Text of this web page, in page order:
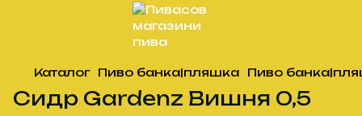
Каталог Пиво банка|пляшка Пиво
Сидр Gardenz Вишня 0,5